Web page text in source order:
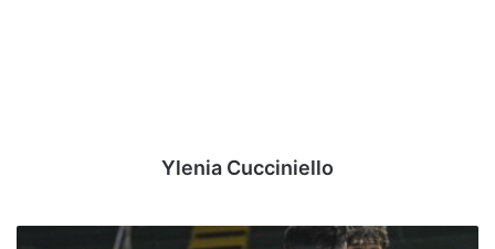
Ylenia Cucciniello